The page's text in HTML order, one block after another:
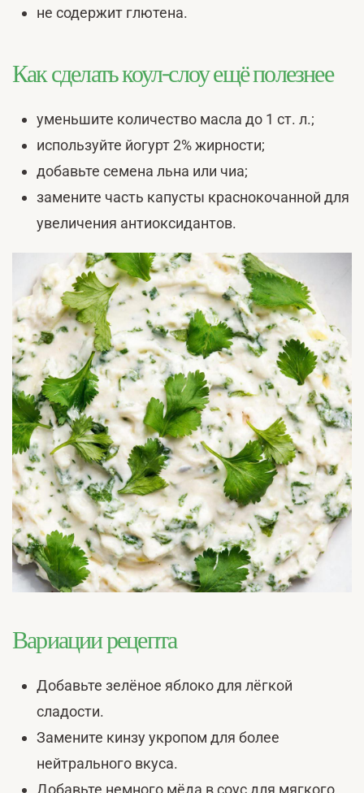
не содержит глютена.
Как сделать коул-слоу ещё полезнее
уменьшите количество масла до 1 ст. л.;
используйте йогурт 2% жирности;
добавьте семена льна или чиа;
замените часть капусты краснокочанной для
увеличения антиоксидантов.
Вариации рецепта
Добавьте зелёное яблоко для лёгкой
сладости.
Замените кинзу укропом для более
нейтрального вкуса.
Добавьте немного мёда в соус для мягкого